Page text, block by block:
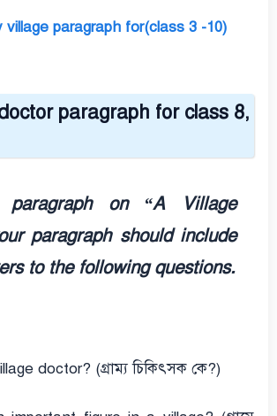
village paragraph for(class 3 -10)
paragraph for class 8,
on “A Village
paragraph should include
to the following questions.
doctor? (গ্রাম্য চিকিৎসক কে?)